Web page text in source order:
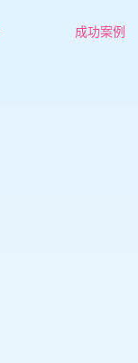
成功案例